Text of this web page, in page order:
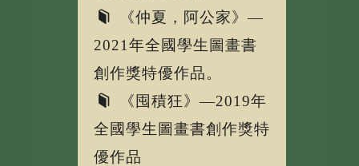
《仲夏，阿公家》—
2021年全國學生圖畫書
創作獎特優作品。
《囤積狂》—2019年
全國學生圖畫書創作獎特
優作品